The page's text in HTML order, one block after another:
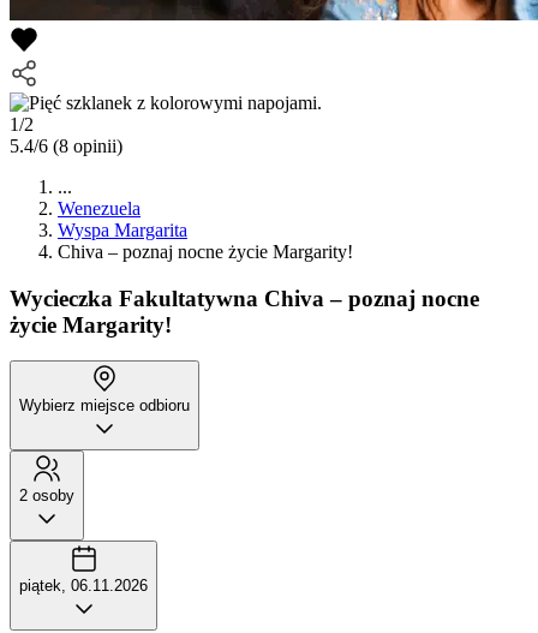
1/2
5.4/6 (8 opinii)
...
Wenezuela
Wyspa Margarita
Chiva – poznaj nocne życie Margarity!
Wycieczka Fakultatywna Chiva – poznaj nocne
życie Margarity!
Wybierz miejsce odbioru
2 osoby
piątek, 06.11.2026